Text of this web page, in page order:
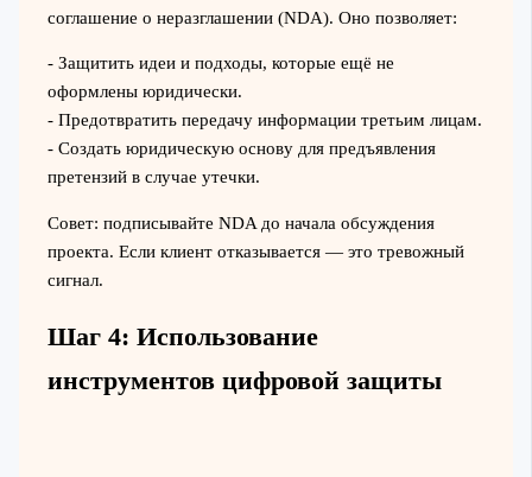
соглашение о неразглашении (NDA). Оно позволяет:
- Защитить идеи и подходы, которые ещё не
оформлены юридически.
- Предотвратить передачу информации третьим лицам.
- Создать юридическую основу для предъявления
претензий в случае утечки.
Совет: подписывайте NDA до начала обсуждения
проекта. Если клиент отказывается — это тревожный
сигнал.
Шаг 4: Использование
инструментов цифровой защиты